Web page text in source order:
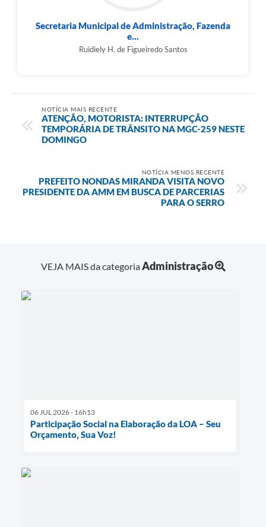
Secretaria Municipal de Administração, Fazenda
e...
Ruidiely H. de Figueiredo Santos
NOTÍCIA MAIS RECENTE
ATENÇÃO, MOTORISTA: INTERRUPÇÃO
TEMPORÁRIA DE TRÂNSITO NA MGC-259 NESTE
DOMINGO
NOTÍCIA MENOS RECENTE
PREFEITO NONDAS MIRANDA VISITA NOVO
PRESIDENTE DA AMM EM BUSCA DE PARCERIAS
PARA O SERRO
VEJA MAIS da categoriaAdministração
06 JUL 2026 - 16h13
Participação Social na Elaboração da LOA – Seu
Orçamento, Sua Voz!